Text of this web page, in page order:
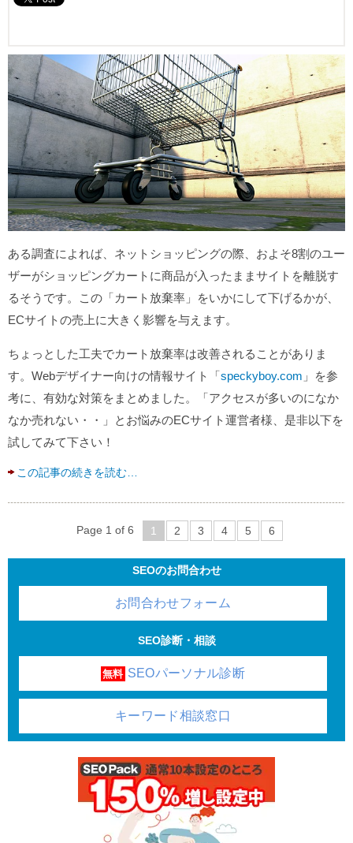
ある調査によれば、ネットショッピングの際、およそ8割のユー
ザーがショッピングカートに商品が入ったままサイトを離脱す
るそうです。この「カート放棄率」をいかにして下げるかが、
ECサイトの売上に大きく影響を与えます。
ちょっとした工夫でカート放棄率は改善されることがありま
す。Webデザイナー向けの情報サイト「speckyboy.com 」を参
考に、有効な対策をまとめました。「アクセスが多いのになか
なか売れない・・」とお悩みのECサイト運営者様、是非以下を
試してみて下さい！
この記事の続きを読む…
Page 1 of 6 1 2 3 4 5 6
SEOのお問合わせ
お問合わせフォーム
SEO診断・相談
無料 SEOパーソナル診断
キーワード相談窓口